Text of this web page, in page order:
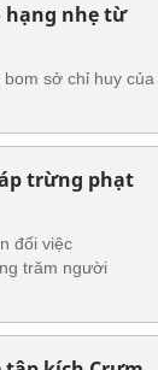
hạng nhẹ từ
sở chỉ huy của
trừng phạt
đối việc
trăm người